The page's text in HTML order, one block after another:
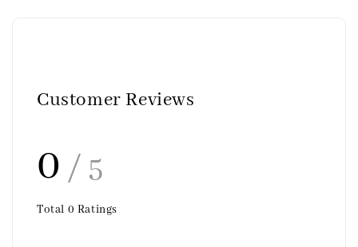
Customer Reviews
0 / 5
Total 0 Ratings